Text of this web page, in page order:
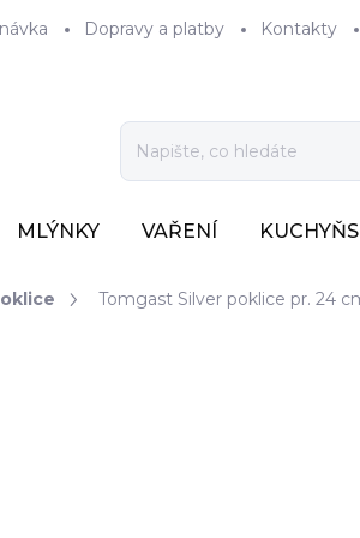
Dopravy a platby Kontakty
MLÝNKY VAŘENÍ
Tomgast Silver poklice pr. 24